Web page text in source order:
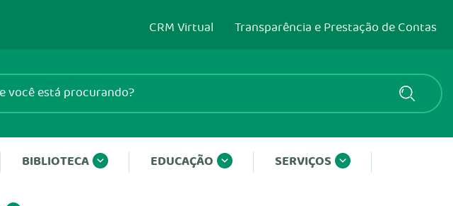
CRM Virtual Transparência e Prestação de Contas
BIBLIOTECA EDUCAÇÃO SERVIÇOS